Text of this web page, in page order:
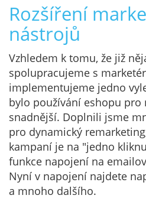
Rozšíření
nástrojů
Vzhledem k tomu, že již
spolupracujeme s
implementujeme jedno
bylo používání eshopu pro
snadnější. Doplnili jsme
pro dynamický
kampaní je na "jedno
funkce napojení na
Nyní v napojení najdete
a mnoho dalšího.